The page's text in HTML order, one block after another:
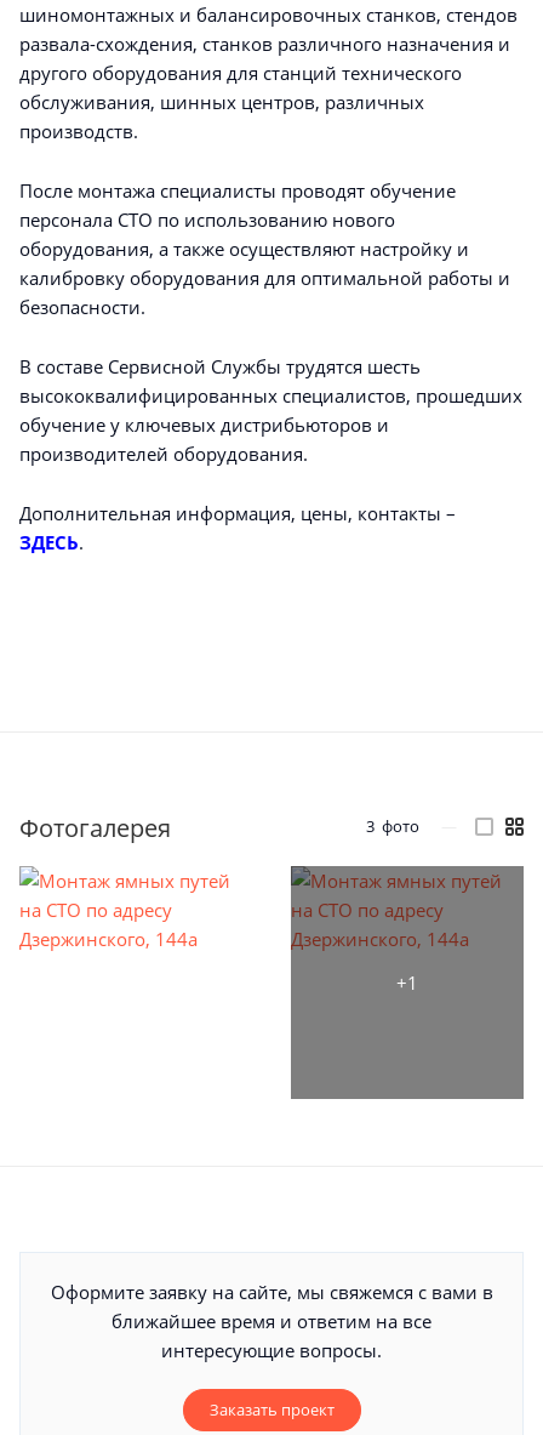
шиномонтажных и балансировочных станков, стендов
развала-схождения, станков различного назначения и
другого оборудования для станций технического
обслуживания, шинных центров, различных
производств.
После монтажа специалисты проводят обучение
персонала СТО по использованию нового
оборудования, а также осуществляют настройку и
калибровку оборудования для оптимальной работы и
безопасности.
В составе Сервисной Службы трудятся шесть
высококвалифицированных специалистов, прошедших
обучение у ключевых дистрибьюторов и
производителей оборудования.
Дополнительная информация, цены, контакты –
ЗДЕСЬ.
Фотогалерея 3 фото
Оформите заявку на сайте, мы свяжемся с вами в
ближайшее время и ответим на все
интересующие вопросы.
Заказать проект